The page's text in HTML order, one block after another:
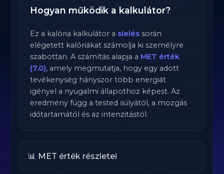
Hogyan működik a kalkulátor?
Ez a kalória kalkulátor a síelés során
elégetett kalóriákat számolja ki személyre
szabottan. A számítás alapja a MET érték
(7.0), amely megmutatja, hogy egy adott
tevékenység hányszor több energiát
igényel a nyugalmi állapothoz képest. Az
eredmény függ a tested súlyától, a mozgás
időtartamától és az intenzitástól.
📊 MET érték részletei